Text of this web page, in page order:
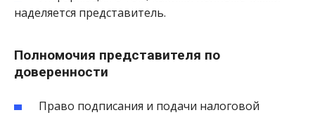
наделяется представитель.
Полномочия представителя по
доверенности
Право подписания и подачи налоговой